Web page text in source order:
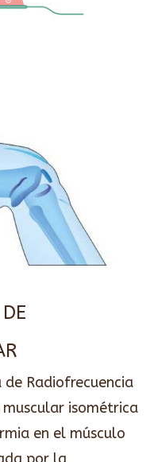
de Radiofrecuencia
isométrica
en el músculo